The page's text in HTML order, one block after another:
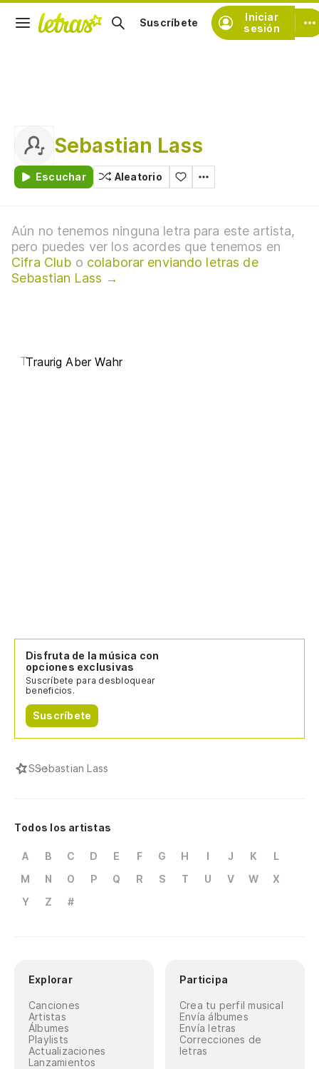
Iniciar
sesión
Suscríbete
Sebastian Lass
Escuchar Aleatorio
Aún no tenemos ninguna letra para este artista,
pero puedes ver los acordes que tenemos en
Cifra Club o colaborar enviando letras de
Sebastian Lass →
TTraurig Aber Wahr
Disfruta de la música con
opciones exclusivas
Suscríbete para desbloquear
beneficios.
Suscríbete
SSebastian Lass
Todos los artistas
A B C D E F G H I J K
L
M
N O P Q R S T U V W
X
Y
Z #
Explorar
Canciones
Artistas
Álbumes
Playlists
Actualizaciones
Lanzamientos
Participa
Crea tu perfil musical
Envía álbumes
Envía letras
Correcciones de
letras